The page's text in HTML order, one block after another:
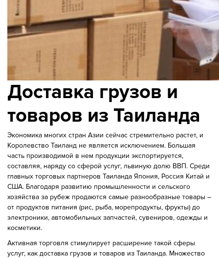
Доставка грузов и
товаров из Таиланда
Экономика многих стран Азии сейчас стремительно растет, и
Королевство Таиланд не является исключением. Большая
часть производимой в нем продукции экспортируется,
составляя, наряду со сферой услуг, львиную долю ВВП. Среди
главных торговых партнеров Таиланда Япония, Россия Китай и
США. Благодаря развитию промышленности и сельского
хозяйства за рубеж продаются самые разнообразные товары –
от продуктов питания (рис, рыба, морепродукты, фрукты) до
электроники, автомобильных запчастей, сувениров, одежды и
косметики.
Активная торговля стимулирует расширение такой сферы
услуг, как доставка грузов и товаров из Таиланда. Множество